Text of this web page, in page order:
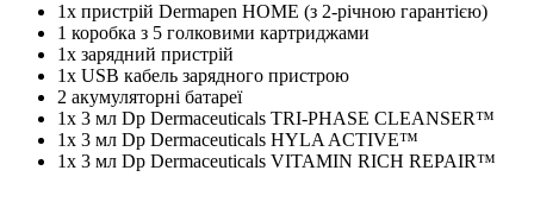
1x пристрій Dermapen HOME (з 2-річною гарантією)
1 коробка з 5 голковими картриджами
1x зарядний пристрій
1x USB кабель зарядного пристрою
2 акумуляторні батареї
1x 3 мл Dp Dermaceuticals TRI-PHASE CLEANSER™
1x 3 мл Dp Dermaceuticals HYLA ACTIVE™
1x 3 мл Dp Dermaceuticals VITAMIN RICH REPAIR™